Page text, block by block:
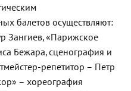
балетов осуществляют:
Зангиев, «Парижское
Бежара, сценография и
репетитор – Петр
– хореография